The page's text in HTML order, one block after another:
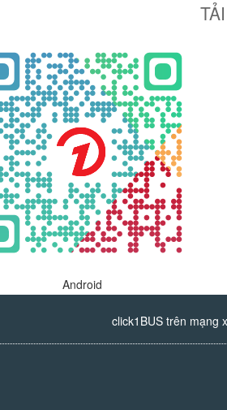
Android
click1BUS trên mạng